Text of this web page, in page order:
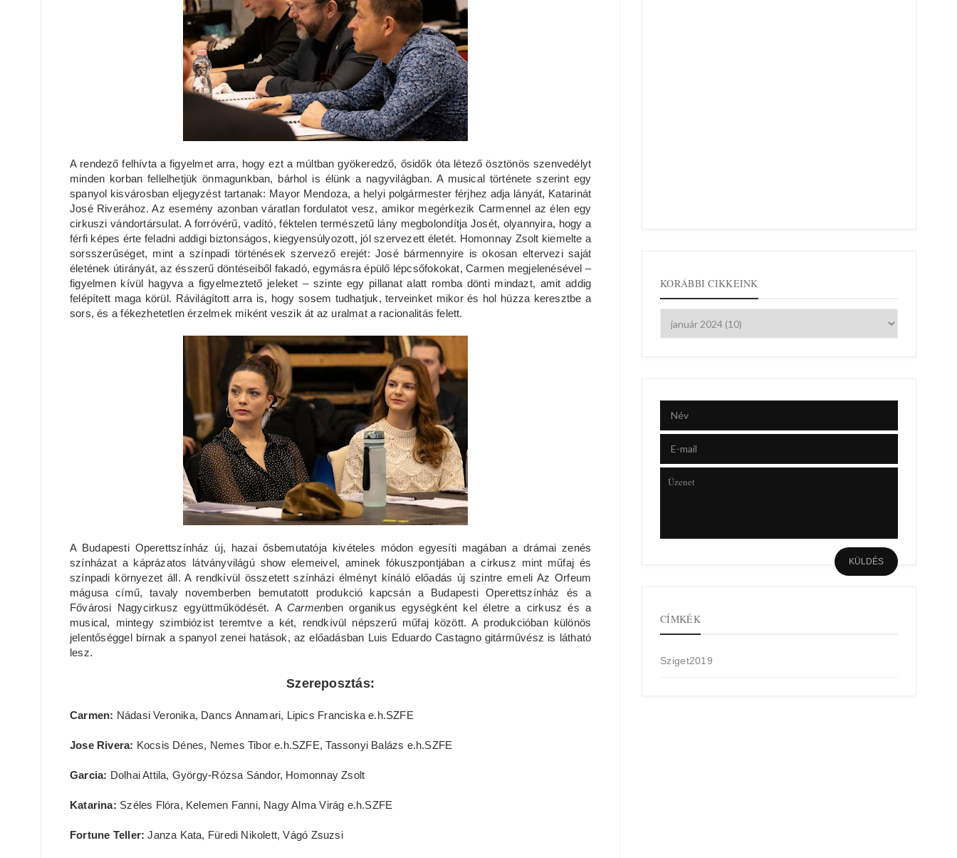
A rendező felhívta a figyelmet arra, hogy ezt a múltban gyökeredző, ősidők óta létező ösztönös szenvedélyt
minden korban fellelhetjük önmagunkban, bárhol is élünk a nagyvilágban. A musical története szerint egy
spanyol kisvárosban eljegyzést tartanak: Mayor Mendoza, a helyi polgármester férjhez adja lányát, Katarinát
José Riverához. Az esemény azonban váratlan fordulatot vesz, amikor megérkezik Carmennel az élen egy
cirkuszi vándortársulat. A forróvérű, vadító, féktelen természetű lány megbolondítja Josét, olyannyira, hogy a
férfi képes érte feladni addigi biztonságos, kiegyensúlyozott, jól szervezett életét. Homonnay Zsolt kiemelte a
sorsszerűséget, mint a színpadi történések szervező erejét: José bármennyire is okosan eltervezi saját
életének útirányát, az ésszerű döntéseiből fakadó, egymásra épülő lépcsőfokokat, Carmen megjelenésével –
figyelmen kívül hagyva a figyelmeztető jeleket – szinte egy pillanat alatt romba dönti mindazt, amit addig
felépített maga körül. Rávilágított arra is, hogy sosem tudhatjuk, terveinket mikor és hol húzza keresztbe a
sors, és a fékezhetetlen érzelmek miként veszik át az uralmat a racionalitás felett.
A Budapesti Operettszínház új, hazai ősbemutatója kivételes módon egyesíti magában a drámai zenés
színházat a káprázatos látványvilágú show elemeivel, aminek fókuszpontjában a cirkusz mint műfaj és
színpadi környezet áll. A rendkívül összetett színházi élményt kínáló előadás új szintre emeli Az Orfeum
mágusa című, tavaly novemberben bemutatott produkció kapcsán a Budapesti Operettszínház és a
Fővárosi Nagycirkusz együttműködését. ACarmenben organikus egységként kel életre a cirkusz és a
musical, mintegy szimbiózist teremtve a két, rendkívül népszerű műfaj között. A produkcióban különös
jelentőséggel bírnak a spanyol zenei hatások, az előadásban Luis Eduardo Castagno gitárművész is látható
lesz.
Szereposztás:
Carmen: Nádasi Veronika, Dancs Annamari, Lipics Franciska e.h.SZFE
Jose Rivera: Kocsis Dénes, Nemes Tibor e.h.SZFE, Tassonyi Balázs e.h.SZFE
Garcia: Dolhai Attila, György-Rózsa Sándor, Homonnay Zsolt
Katarina: Széles Flóra, Kelemen Fanni, Nagy Alma Virág e.h.SZFE
Fortune Teller:Janza Kata, Füredi Nikolett, Vágó Zsuzsi
KORÁBBI CIKKEINK
CÍMKÉK
Sziget2019